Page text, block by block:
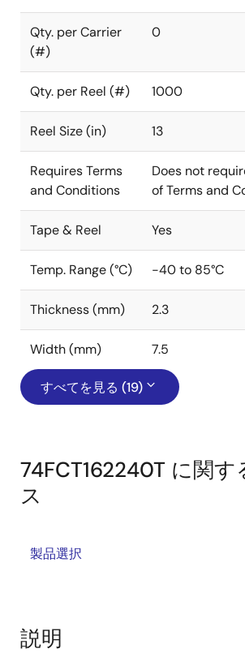
Qty. per Carrier
(#)
0
Qty. per Reel (#) 1000
Reel Size (in) 13
Requires Terms
and Conditions
Does not
of Terms and
Tape & Reel Yes
Temp. Range (°C) -40 to 85°C
Thickness (mm) 2.3
Width (mm) 7.5
すべてを見る (19)
74FCT162240T に関す
ス
製品選択
説明